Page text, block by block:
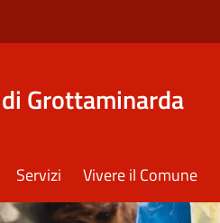
Grottaminarda
Servizi Vivere il Comune